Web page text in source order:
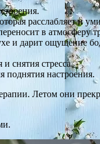
расслабляет и
в атмосферу
и дарит ощущение
снятия стресса.
поднятия настроения.
Летом они